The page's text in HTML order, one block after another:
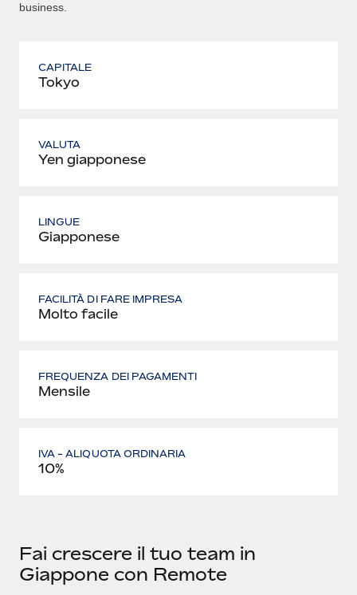
business.
CAPITALE
Tokyo
VALUTA
Yen giapponese
LINGUE
Giapponese
FACILITÀ DI FARE IMPRESA
Molto facile
FREQUENZA DEI PAGAMENTI
Mensile
IVA - ALIQUOTA ORDINARIA
10%
Fai crescere il tuo team in
Giappone con Remote